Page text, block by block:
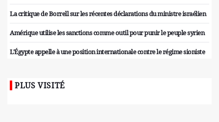
La critique de Borrell sur les récentes déclarations du ministre israélien
Amérique utilise les sanctions comme outil pour punir le peuple syrien
L'Égypte appelle à une position internationale contre le régime sioniste
PLUS VISITÉ